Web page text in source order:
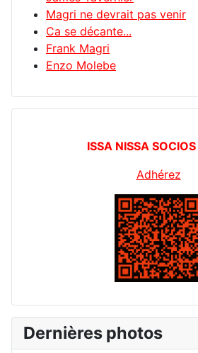
Magri ne devrait pas venir
Ca se décante...
Frank Magri
Enzo Molebe
ISSA NISSA
Adhérez
Dernières photos